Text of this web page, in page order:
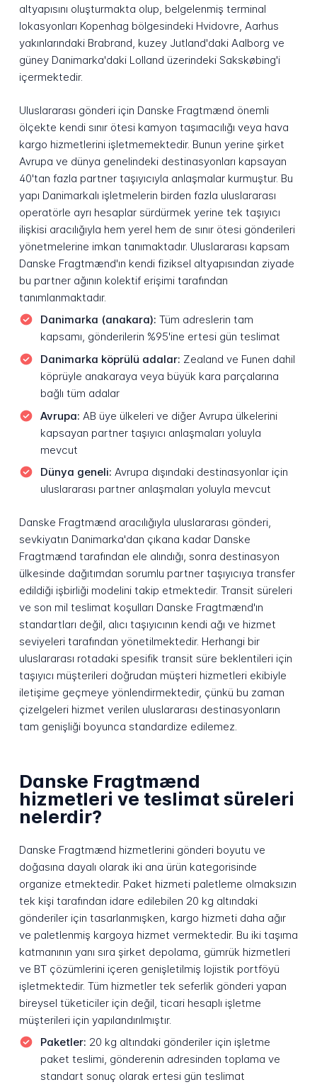
altyapısını oluşturmakta olup, belgelenmiş terminal
lokasyonları Kopenhag bölgesindeki Hvidovre, Aarhus
yakınlarındaki Brabrand, kuzey Jutland'daki Aalborg ve
güney Danimarka'daki Lolland üzerindeki Sakskøbing'i
içermektedir.
Uluslararası gönderi için Danske Fragtmænd önemli
ölçekte kendi sınır ötesi kamyon taşımacılığı veya hava
kargo hizmetlerini işletmemektedir. Bunun yerine şirket
Avrupa ve dünya genelindeki destinasyonları kapsayan
40'tan fazla partner taşıyıcıyla anlaşmalar kurmuştur. Bu
yapı Danimarkalı işletmelerin birden fazla uluslararası
operatörle ayrı hesaplar sürdürmek yerine tek taşıyıcı
ilişkisi aracılığıyla hem yerel hem de sınır ötesi gönderileri
yönetmelerine imkan tanımaktadır. Uluslararası kapsam
Danske Fragtmænd'ın kendi fiziksel altyapısından ziyade
bu partner ağının kolektif erişimi tarafından
tanımlanmaktadır.
Danimarka (anakara): Tüm adreslerin tam
kapsamı, gönderilerin %95'ine ertesi gün teslimat
Danimarka köprülü adalar: Zealand ve Funen dahil
köprüyle anakaraya veya büyük kara parçalarına
bağlı tüm adalar
Avrupa: AB üye ülkeleri ve diğer Avrupa ülkelerini
kapsayan partner taşıyıcı anlaşmaları yoluyla
mevcut
Dünya geneli: Avrupa dışındaki destinasyonlar için
uluslararası partner anlaşmaları yoluyla mevcut
Danske Fragtmænd aracılığıyla uluslararası gönderi,
sevkiyatın Danimarka'dan çıkana kadar Danske
Fragtmænd tarafından ele alındığı, sonra destinasyon
ülkesinde dağıtımdan sorumlu partner taşıyıcıya transfer
edildiği işbirliği modelini takip etmektedir. Transit süreleri
ve son mil teslimat koşulları Danske Fragtmænd'ın
standartları değil, alıcı taşıyıcının kendi ağı ve hizmet
seviyeleri tarafından yönetilmektedir. Herhangi bir
uluslararası rotadaki spesifik transit süre beklentileri için
taşıyıcı müşterileri doğrudan müşteri hizmetleri ekibiyle
iletişime geçmeye yönlendirmektedir, çünkü bu zaman
çizelgeleri hizmet verilen uluslararası destinasyonların
tam genişliği boyunca standardize edilemez.
Danske Fragtmænd
hizmetleri ve teslimat süreleri
nelerdir?
Danske Fragtmænd hizmetlerini gönderi boyutu ve
doğasına dayalı olarak iki ana ürün kategorisinde
organize etmektedir. Paket hizmeti paletleme olmaksızın
tek kişi tarafından idare edilebilen 20 kg altındaki
gönderiler için tasarlanmışken, kargo hizmeti daha ağır
ve paletlenmiş kargoya hizmet vermektedir. Bu iki taşıma
katmanının yanı sıra şirket depolama, gümrük hizmetleri
ve BT çözümlerini içeren genişletilmiş lojistik portföyü
işletmektedir. Tüm hizmetler tek seferlik gönderi yapan
bireysel tüketiciler için değil, ticari hesaplı işletme
müşterileri için yapılandırılmıştır.
Paketler: 20 kg altındaki gönderiler için işletme
paket teslimi, gönderenin adresinden toplama ve
standart sonuç olarak ertesi gün teslimat